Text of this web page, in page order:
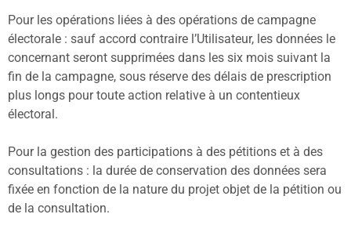
Pour les opérations liées à des opérations de campagne
électorale : sauf accord contraire l’Utilisateur, les données le
concernant seront supprimées dans les six mois suivant la
fin de la campagne, sous réserve des délais de prescription
plus longs pour toute action relative à un contentieux
électoral.
Pour la gestion des participations à des pétitions et à des
consultations : la durée de conservation des données sera
fixée en fonction de la nature du projet objet de la pétition ou
de la consultation.